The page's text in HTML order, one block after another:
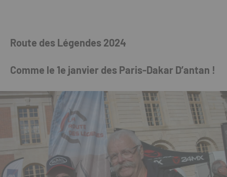
Route des Légendes 2024
Comme le 1e janvier des Paris-Dakar D’antan !